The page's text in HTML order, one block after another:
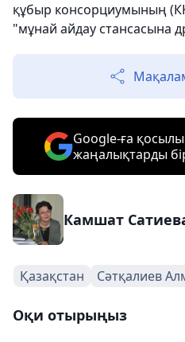
құбыр консорциумының
"мұнай айдау стансасына
Google-ға
жаңалықтарды
Камшат
Қазақстан Сәтқалиев
Оқи отырыңыз